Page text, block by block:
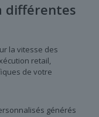
différentes
la vitesse des
retail,
de votre
générés